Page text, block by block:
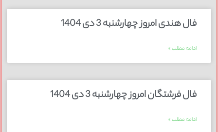
فال هندی امروز چهارشنبه 3 دی 1404
ادامه مطلب »
فال فرشتگان امروز چهارشنبه 3 دی 1404
ادامه مطلب »